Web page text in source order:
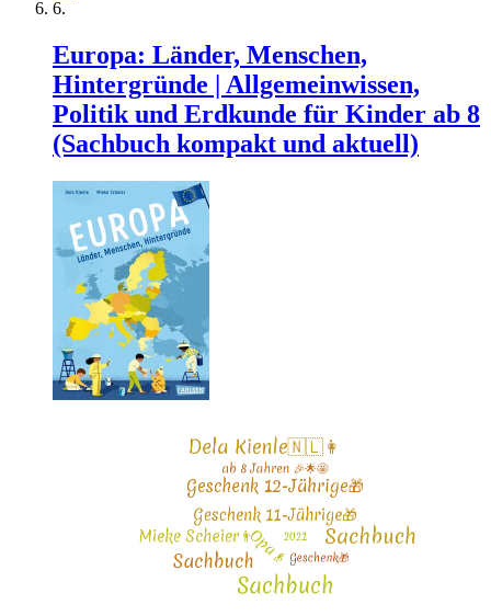
Europa: Länder, Menschen,
Hintergründe | Allgemeinwissen,
Politik und Erdkunde für Kinder ab 8
(Sachbuch kompakt und aktuell)